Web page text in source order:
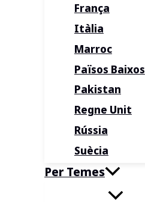
França
Itàlia
Marroc
Països Baixos
Pakistan
Regne Unit
Rússia
Suècia
Per Temes